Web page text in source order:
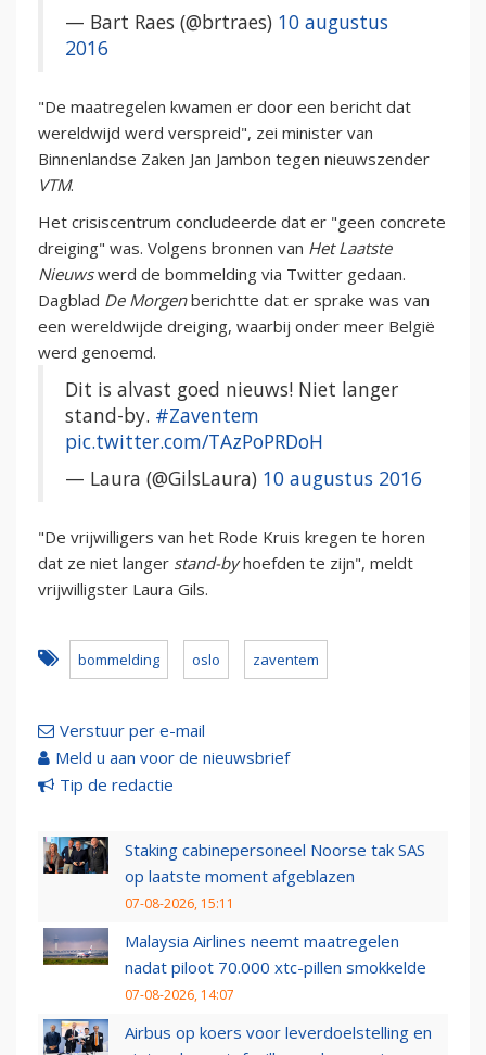
— Bart Raes (@brtraes) 10 augustus
2016
"De maatregelen kwamen er door een bericht dat
wereldwijd werd verspreid", zei minister van
Binnenlandse Zaken Jan Jambon tegen nieuwszender
VTM.
Het crisiscentrum concludeerde dat er "geen concrete
dreiging" was. Volgens bronnen van Het Laatste
Nieuwswerd de bommelding via Twitter gedaan.
Dagblad De Morgenberichtte dat er sprake was van
een wereldwijde dreiging, waarbij onder meer België
werd genoemd.
Dit is alvast goed nieuws! Niet langer
stand-by. #Zaventem
pic.twitter.com/TAzPoPRDoH
— Laura (@GilsLaura) 10 augustus 2016
"De vrijwilligers van het Rode Kruis kregen te horen
dat ze niet langer stand-byhoefden te zijn", meldt
vrijwilligster Laura Gils.
bommelding oslo zaventem
Verstuur per e-mail
Meld u aan voor de nieuwsbrief
Tip de redactie
Staking cabinepersoneel Noorse tak SAS
op laatste moment afgeblazen
07-08-2026, 15:11
Malaysia Airlines neemt maatregelen
nadat piloot 70.000 xtc-pillen smokkelde
07-08-2026, 14:07
Airbus op koers voor leverdoelstelling en